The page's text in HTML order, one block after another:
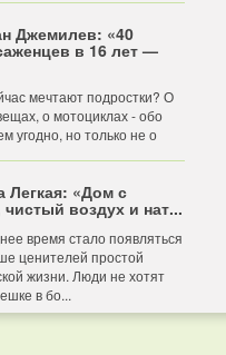
Джемилев: «40
в 16 лет —
мечтают подростки? О
о мотоциклах - обо
угодно, но только не о
Легкая: «Дом с
чистый воздух и нат...
время стало появляться
ценителей простой
жизни. Люди не хотят
в бо...